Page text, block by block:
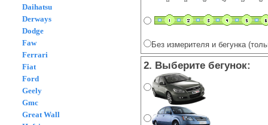
Daihatsu
Derways
Dodge
Faw
Ferrari
Fiat
Ford
Geely
Gmc
Great Wall
Без измерителя и бегунка
2. Выберите бегунок: